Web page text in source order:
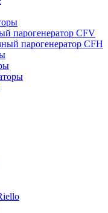
парогенератор CFV
парогенератор CFH